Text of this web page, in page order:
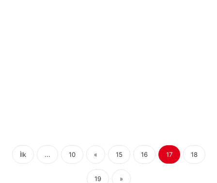
İlk ... 10 « 15 16 17 18
19 »